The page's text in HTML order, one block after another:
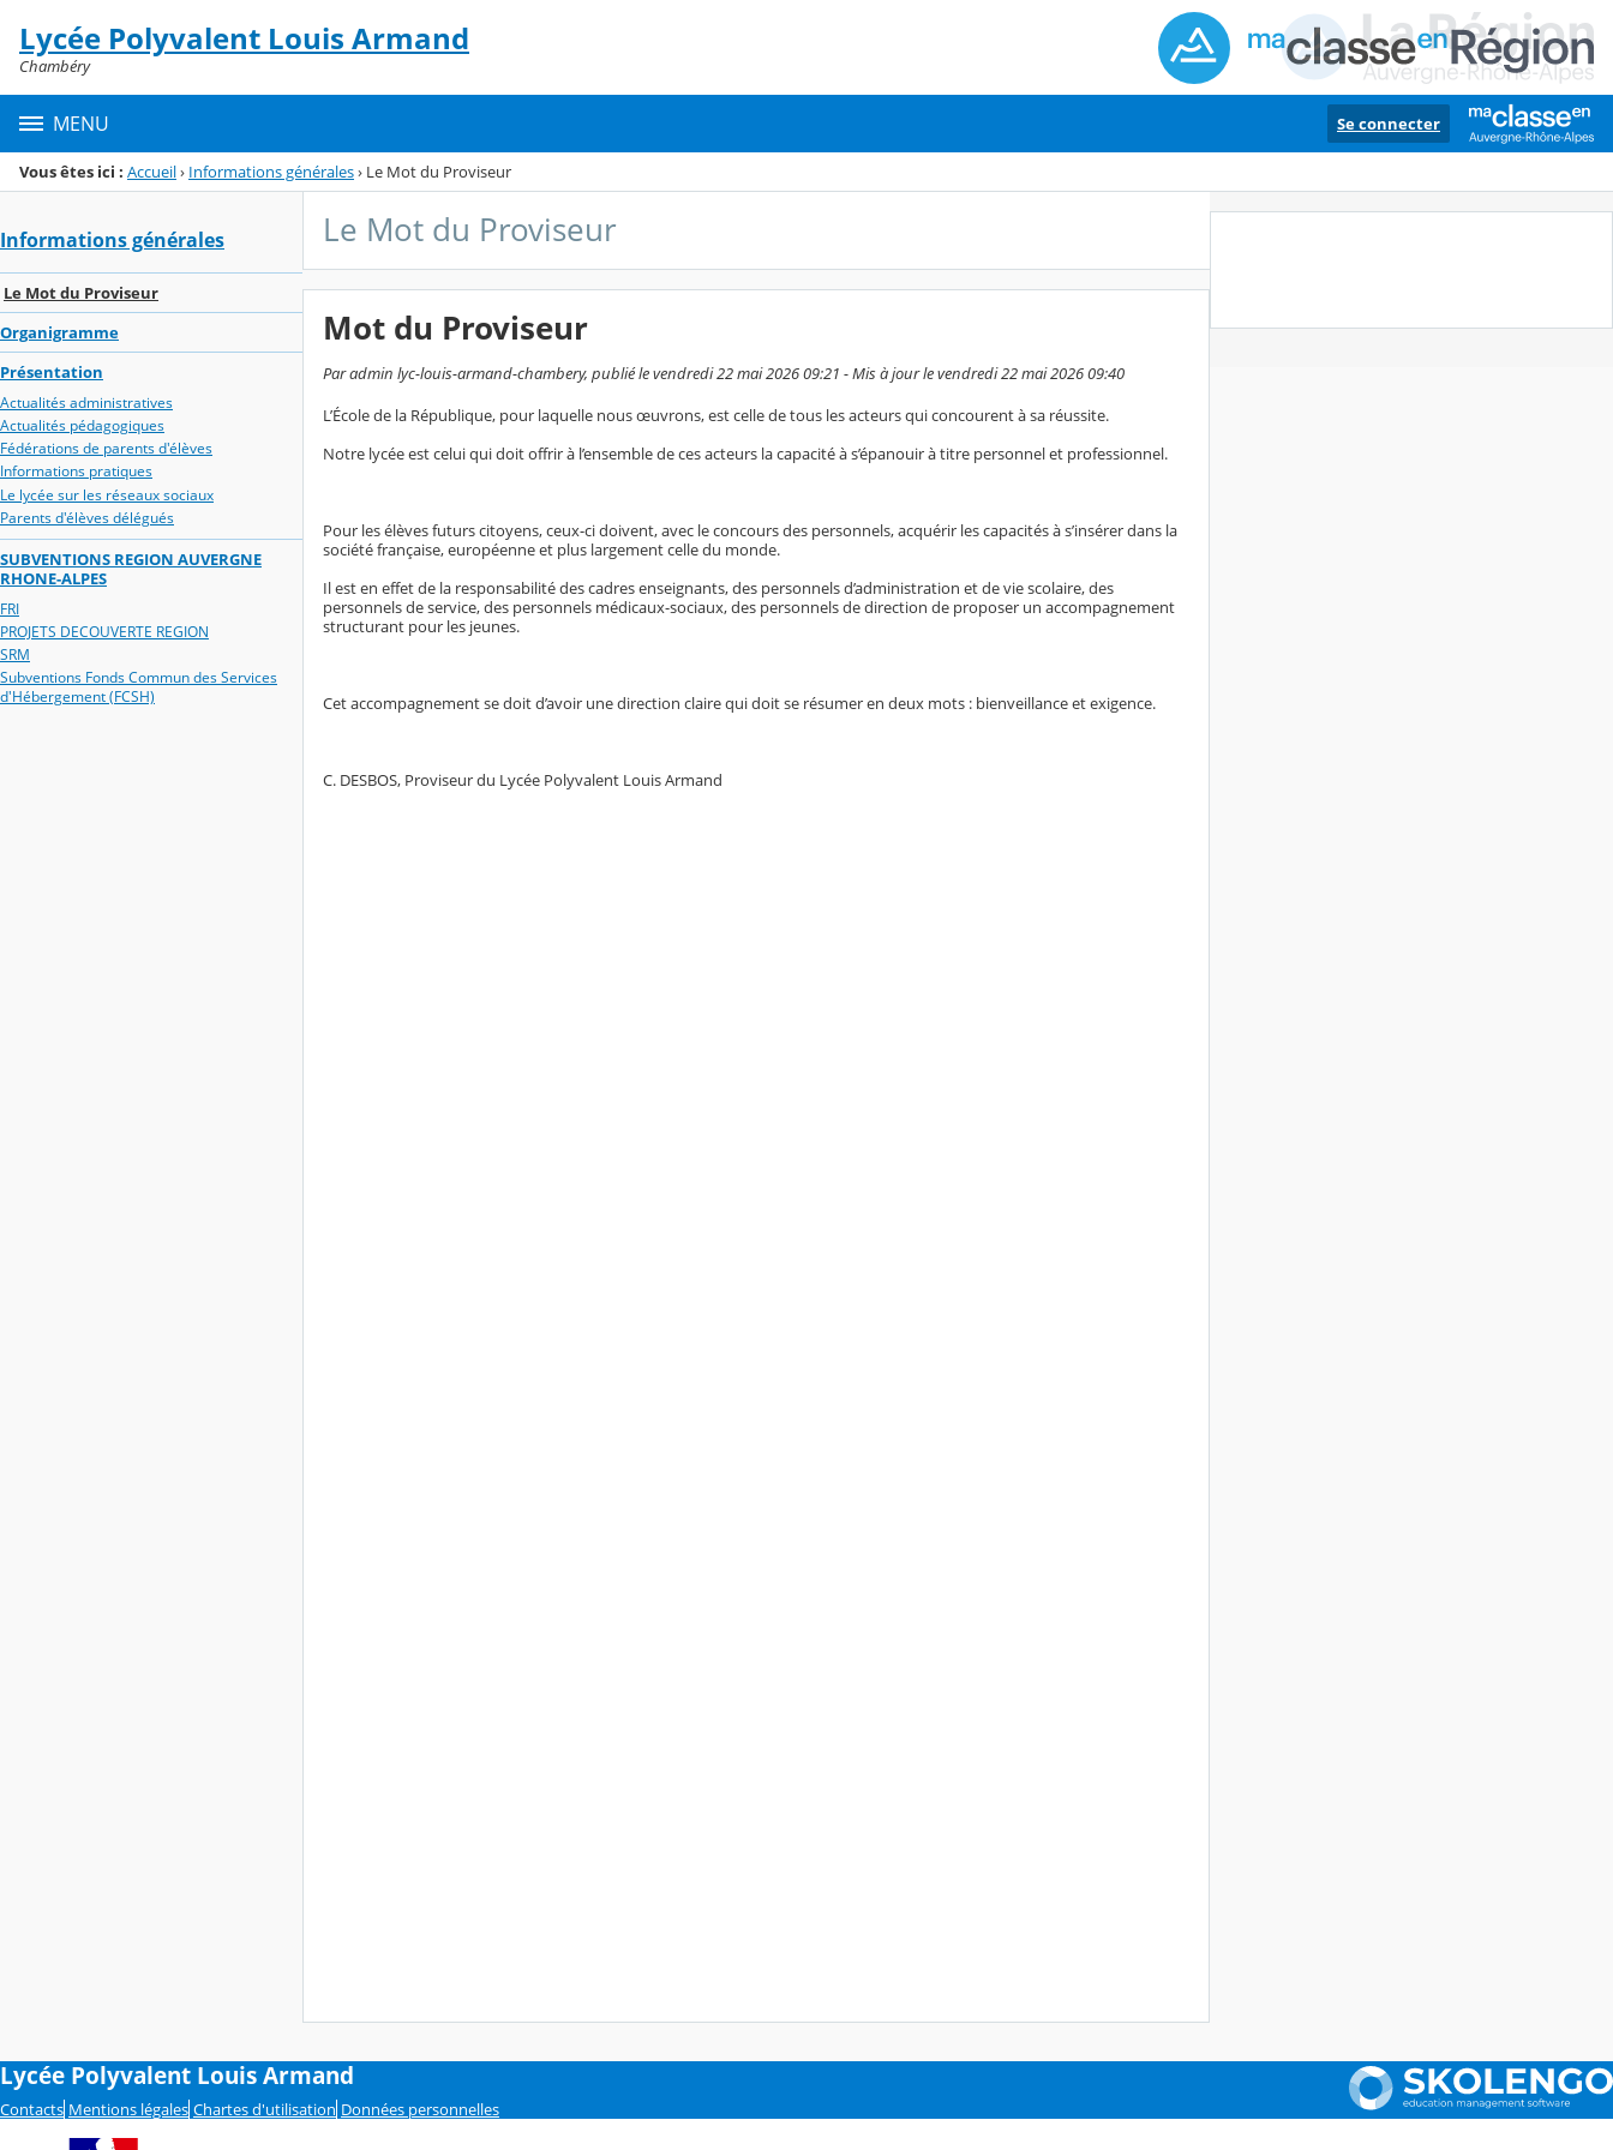
Menu de la rubrique
Contenu
Lycée Polyvalent Louis Armand
Chambéry
MENU Se connecter
Vous êtes ici : Accueil› Informations générales› Le Mot du Proviseur
Informations générales
Le Mot du Proviseur
Organigramme
Présentation
Actualités administratives
Actualités pédagogiques
Fédérations de parents d'élèves
Informations pratiques
Le lycée sur les réseaux sociaux
Parents d'élèves délégués
SUBVENTIONS REGION AUVERGNE
RHONE-ALPES
FRI
PROJETS DECOUVERTE REGION
SRM
Subventions Fonds Commun des Services
d'Hébergement (FCSH)
Le Mot du Proviseur
Mot du Proviseur
Par admin lyc-louis-armand-chambery, publié le vendredi 22 mai 2026 09:21 - Mis à jour le vendredi 22 mai 2026 09:40
L’École de la République, pour laquelle nous œuvrons, est celle de tous les acteurs qui concourent à sa réussite.
Notre lycée est celui qui doit offrir à l’ensemble de ces acteurs la capacité à s’épanouir à titre personnel et professionnel.
Pour les élèves futurs citoyens, ceux-ci doivent, avec le concours des personnels, acquérir les capacités à s’insérer dans la
société française, européenne et plus largement celle du monde.
Il est en effet de la responsabilité des cadres enseignants, des personnels d’administration et de vie scolaire, des
personnels de service, des personnels médicaux-sociaux, des personnels de direction de proposer un accompagnement
structurant pour les jeunes.
Cet accompagnement se doit d’avoir une direction claire qui doit se résumer en deux mots : bienveillance et exigence.
C. DESBOS, Proviseur du Lycée Polyvalent Louis Armand
Lycée Polyvalent Louis Armand
Contacts Mentions légales Chartes d'utilisation Données personnelles